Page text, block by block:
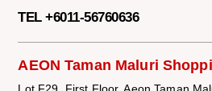
TEL +6011-56760636
AEON Taman Maluri
Lot F29, First Floor, Aeon Taman